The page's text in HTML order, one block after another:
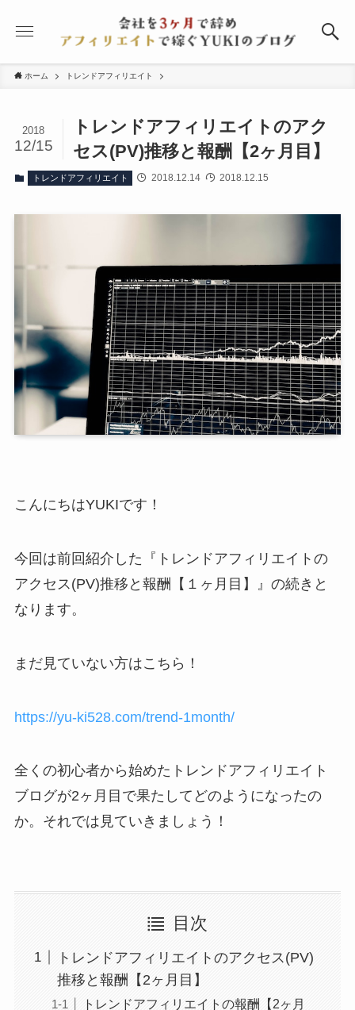
ホーム トレンドアフィリエイト
トレンドアフィリエイトのアク
セス(PV)推移と報酬【2ヶ月目】
2018
12/15
トレンドアフィリエイト 2018.12.14 2018.12.15
こんにちはYUKIです！
今回は前回紹介した『トレンドアフィリエイトの
アクセス(PV)推移と報酬【１ヶ月目】』の続きと
なります。
まだ見ていない方はこちら！
https://yu-ki528.com/trend-1month/
全くの初心者から始めたトレンドアフィリエイト
ブログが2ヶ月目で果たしてどのようになったの
か。それでは見ていきましょう！
目次
トレンドアフィリエイトのアクセス(PV)
推移と報酬【2ヶ月目】
トレンドアフィリエイトの報酬【2ヶ月